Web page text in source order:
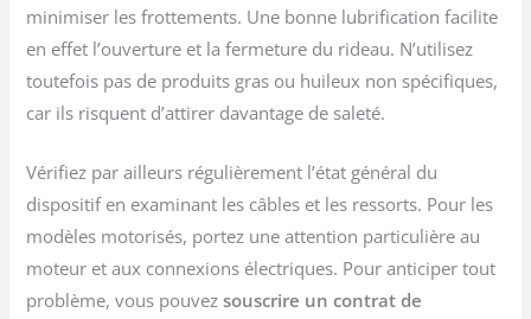
minimiser les frottements. Une bonne lubrification facilite
en effet l’ouverture et la fermeture du rideau. N’utilisez
toutefois pas de produits gras ou huileux non spécifiques,
car ils risquent d’attirer davantage de saleté.
Vérifiez par ailleurs régulièrement l’état général du
dispositif en examinant les câbles et les ressorts. Pour les
modèles motorisés, portez une attention particulière au
moteur et aux connexions électriques. Pour anticiper tout
problème, vous pouvezsouscrire un contrat de